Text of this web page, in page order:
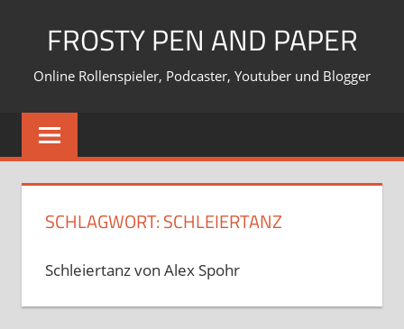
FROSTY PEN AND PAPER
Online Rollenspieler, Podcaster, Youtuber und Blogger
SCHLAGWORT:SCHLEIERTANZ
Schleiertanz von Alex Spohr